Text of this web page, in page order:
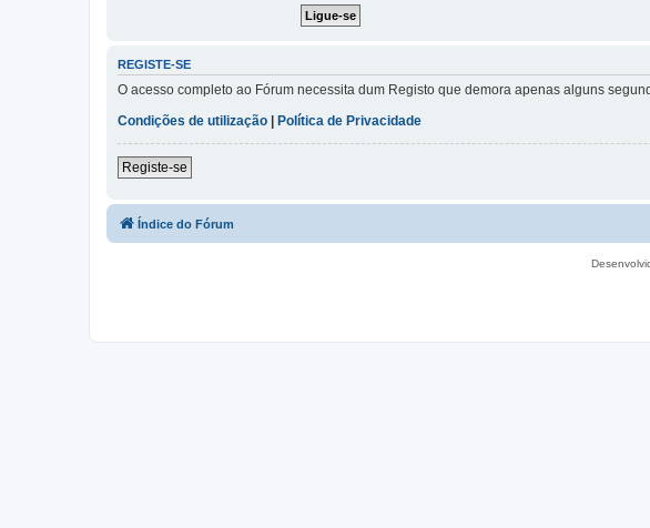
REGISTE-SE
O acesso completo ao Fórum necessita dum Registo que demora apenas alguns
Condições de utilização
Política de Privacidade
Registe-se
Índice do Fórum